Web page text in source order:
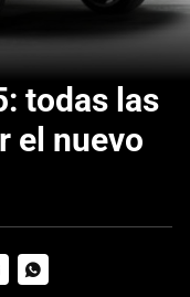
todas las
el nuevo